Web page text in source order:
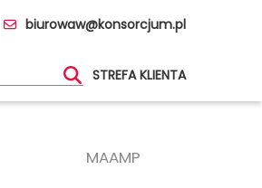
biurowaw@konsorcjum.pl
STREFA KLIENTA
MAAMP